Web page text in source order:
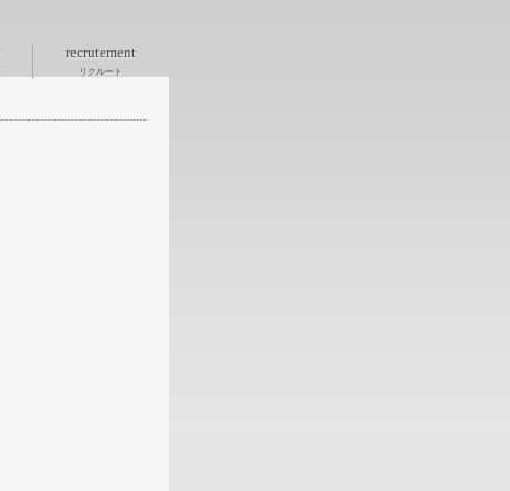
recrutement
リクルート